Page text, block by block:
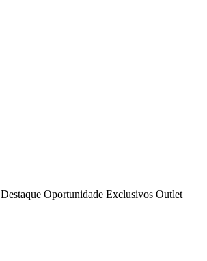
Destaque Oportunidade Exclusivos Outlet